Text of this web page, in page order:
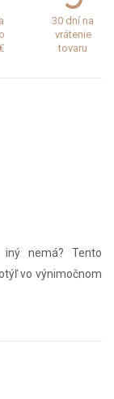
30 dní na
vrátenie
tovaru
nemá? Tento
vo výnimočnom
technikou. Jantár
dodáva jagavý